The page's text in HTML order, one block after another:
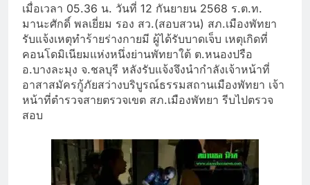
เมื่อเวลา 05.36 น. วันที่ 12 กันยายน 2568 ร.ต.ท.
มานะศักดิ์ พลเยี่ยม รอง สว.(สอบสวน) สภ.เมืองพัทยา
รับแจ้งเหตุทำร้ายร่างกายมี ผู้ได้รับบาดเจ็บ เหตุเกิดที่
คอนโดมิเนียมแห่งหนึ่งย่านพัทยาใต้ ต.หนองปรือ
อ.บางละมุง จ.ชลบุรี หลังรับแจ้งจึงนำกำลังเจ้าหน้าที่
อาสาสมัครกู้ภัยสว่างบริบูรณ์ธรรมสถานเมืองพัทยา เจ้า
หน้าที่ตำรวจสายตรวจเขต สภ.เมืองพัทยา รีบไปตรวจ
สอบ